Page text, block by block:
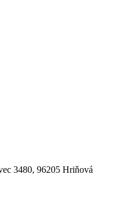
3480, 96205 Hriňová